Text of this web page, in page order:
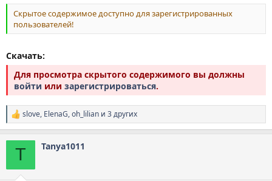
Скрытое содержимое доступно для зарегистрированных
пользователей!
Скачать:
Для просмотра скрытого содержимого вы должны
войти или зарегистрироваться.
Р
е
slove, ElenaG,oh_lilian и 3 других
T Tanya1011